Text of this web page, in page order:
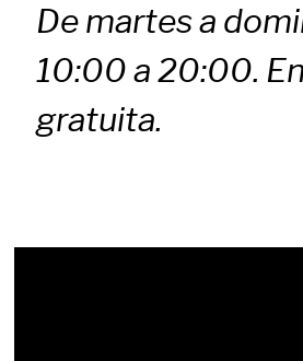
De martes a
10:00 a 20:00.
gratuita.